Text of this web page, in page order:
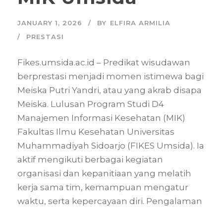
JANUARY 1, 2026 BY ELFIRA ARMILIA
PRESTASI
Fikes.umsida.ac.id – Predikat wisudawan
berprestasi menjadi momen istimewa bagi
Meiska Putri Yandri, atau yang akrab disapa
Meiska. Lulusan Program Studi D4
Manajemen Informasi Kesehatan (MIK)
Fakultas Ilmu Kesehatan Universitas
Muhammadiyah Sidoarjo (FIKES Umsida). Ia
aktif mengikuti berbagai kegiatan
organisasi dan kepanitiaan yang melatih
kerja sama tim, kemampuan mengatur
waktu, serta kepercayaan diri. Pengalaman